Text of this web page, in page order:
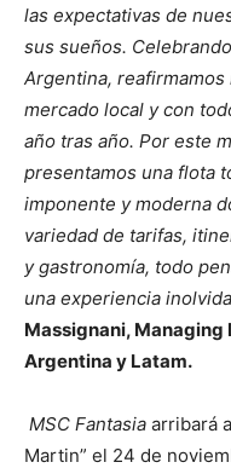
las expectativas de
sus sueños.
Argentina,
mercado local y con
año tras año. Por este
presentamos una flota
imponente y moderna
variedad de tarifas,
y gastronomía, todo
una experiencia
Massignani, Managing
Argentina y Latam.
MSC Fantasia arribará
Martin” el 24 de